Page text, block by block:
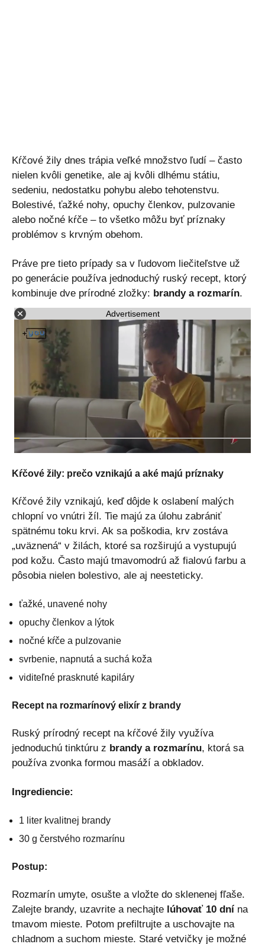
Kŕčové žily dnes trápia veľké množstvo ľudí – často
nielen kvôli genetike, ale aj kvôli dlhému státiu,
sedeniu, nedostatku pohybu alebo tehotenstvu.
Bolestivé, ťažké nohy, opuchy členkov, pulzovanie
alebo nočné kŕče – to všetko môžu byť príznaky
problémov s krvným obehom.
Práve pre tieto prípady sa v ľudovom liečiteľstve už
po generácie používa jednoduchý ruský recept, ktorý
kombinuje dve prírodné zložky: brandy a rozmarín.
Advertisement
Kŕčové žily: prečo vznikajú a aké majú príznaky
Kŕčové žily vznikajú, keď dôjde k oslabení malých
chlopní vo vnútri žíl. Tie majú za úlohu zabrániť
spätnému toku krvi. Ak sa poškodia, krv zostáva
„uväznená“ v žilách, ktoré sa rozširujú a vystupujú
pod kožu. Často majú tmavomodrú až fialovú farbu a
pôsobia nielen bolestivo, ale aj neesteticky.
ťažké, unavené nohy
opuchy členkov a lýtok
nočné kŕče a pulzovanie
svrbenie, napnutá a suchá koža
viditeľné prasknuté kapiláry
Recept na rozmarínový elixír z brandy
Ruský prírodný recept na kŕčové žily využíva
jednoduchú tinktúru z brandy a rozmarínu, ktorá sa
používa zvonka formou masáží a obkladov.
Ingrediencie:
1 liter kvalitnej brandy
30 g čerstvého rozmarínu
Postup:
Rozmarín umyte, osušte a vložte do sklenenej fľaše.
Zalejte brandy, uzavrite a nechajte lúhovať 10 dní na
tmavom mieste. Potom prefiltrujte a uschovajte na
chladnom a suchom mieste. Staré vetvičky je možné